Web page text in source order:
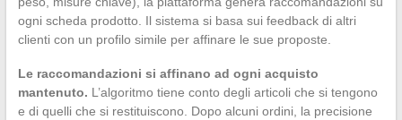
ogni scheda prodotto. Il sistema si basa sui feedback di altri
clienti con un profilo simile per affinare le sue proposte.
Le raccomandazioni si affinano ad ogni acquisto
mantenuto. L’algoritmo tiene conto degli articoli che si tengono
e di quelli che si restituiscono. Dopo alcuni ordini, la precisione